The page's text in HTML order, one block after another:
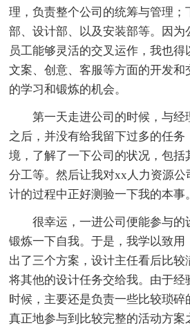
理，负责整个公司的统筹与管理；
部、设计部、以及安装部等。因为
员工能够灵活的交叉运作，我也
文案、创意、客服等方面的开发和
的学习和锻炼的机会。
第一天走进公司的时候，与经
之后，并没有给我留下过多的任务
境，了解了一下公司的状况，包括
分工等。然后让我对xx人力资源公
计的过程中正好测验一下我的本事。
很幸运，一进公司便能参与的
锻炼一下自我。于是，我学以致用
出了三个方案，设计主任看后比较
将其他的设计任务交给我。由于经
时候，主要还是负责一些比较琐碎
真正地参与到比较完整的活动方案